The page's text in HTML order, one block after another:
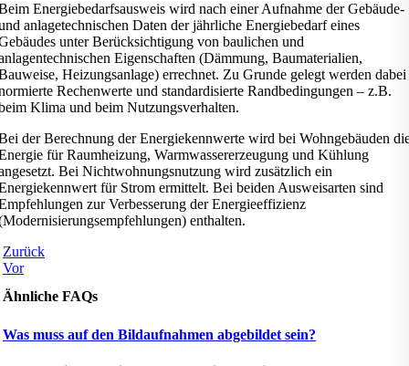
Energiebedarfsausweis wird nach einer Aufnahme der Gebäude-
anlagetechnischen Daten der jährliche Energiebedarf eines
unter Berücksichtigung von baulichen und
Eigenschaften (Dämmung, Baumaterialien,
Heizungsanlage) errechnet. Zu Grunde gelegt werden dabei
Rechenwerte und standardisierte Randbedingungen – z.B.
Klima und beim Nutzungsverhalten.
der Berechnung der Energiekennwerte wird bei Wohngebäuden
für Raumheizung, Warmwassererzeugung und Kühlung
Bei Nichtwohnungsnutzung wird zusätzlich ein
für Strom ermittelt. Bei beiden Ausweisarten sind
zur Verbesserung der Energieeffizienz
enthalten.
Zurück
Vor
Ähnliche FAQs
Was muss auf den Bildaufnahmen abgebildet sein?